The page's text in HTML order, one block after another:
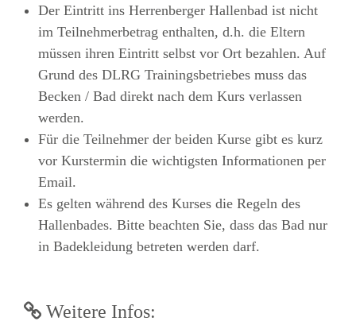
Der Eintritt ins Herrenberger Hallenbad ist nicht
im Teilnehmerbetrag enthalten, d.h. die Eltern
müssen ihren Eintritt selbst vor Ort bezahlen. Auf
Grund des DLRG Trainingsbetriebes muss das
Becken / Bad direkt nach dem Kurs verlassen
werden.
Für die Teilnehmer der beiden Kurse gibt es kurz
vor Kurstermin die wichtigsten Informationen per
Email.
Es gelten während des Kurses die Regeln des
Hallenbades. Bitte beachten Sie, dass das Bad nur
in Badekleidung betreten werden darf.
Weitere Infos: